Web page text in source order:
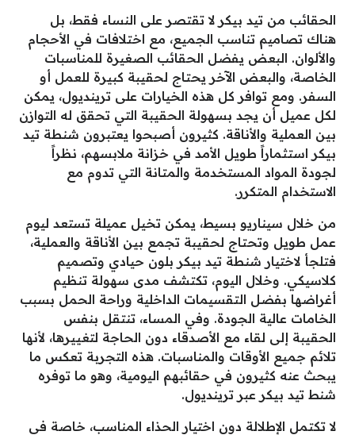
الحقائب من تيد بيكر لا تقتصر على النساء فقط، بل
هناك تصاميم تناسب الجميع، مع اختلافات في الأحجام
والألوان. البعض يفضل الحقائب الصغيرة للمناسبات
الخاصة، والبعض الآخر يحتاج لحقيبة كبيرة للعمل أو
السفر. ومع توافر كل هذه الخيارات على ترينديول، يمكن
لكل عميل أن يجد بسهولة الحقيبة التي تحقق له التوازن
بين العملية والأناقة. كثيرون أصبحوا يعتبرون شنطة تيد
بيكر استثماراً طويل الأمد في خزانة ملابسهم، نظراً
لجودة المواد المستخدمة والمتانة التي تدوم مع
الاستخدام المتكرر.
من خلال سيناريو بسيط، يمكن تخيل عميلة تستعد ليوم
عمل طويل وتحتاج لحقيبة تجمع بين الأناقة والعملية،
فتلجأ لاختيار شنطة تيد بيكر بلون حيادي وتصميم
كلاسيكي. وخلال اليوم، تكتشف مدى سهولة تنظيم
أغراضها بفضل التقسيمات الداخلية وراحة الحمل بسبب
الخامات عالية الجودة. وفي المساء، تنتقل بنفس
الحقيبة إلى لقاء مع الأصدقاء دون الحاجة لتغييرها، لأنها
تلائم جميع الأوقات والمناسبات. هذه التجربة تعكس ما
يبحث عنه كثيرون في حقائبهم اليومية، وهو ما توفره
شنط تيد بيكر عبر ترينديول.
لا تكتمل الإطلالة دون اختيار الحذاء المناسب، خاصة في